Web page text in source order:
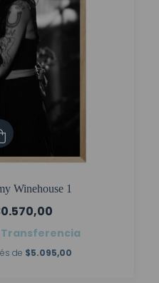
Winehouse 1
Transferencia
de $5.095,00